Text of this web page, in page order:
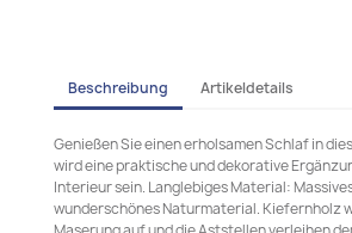
Beschreibung Artikeldetails
Genießen Sie einen erholsamen Schlaf in
wird eine praktische und dekorative
Interieur sein. Langlebiges Material:
wunderschönes Naturmaterial. Kiefernholz